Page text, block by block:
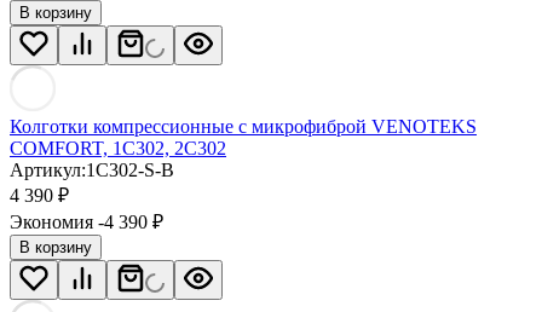
В корзину
Колготки компрессионные с микрофиброй VENOTEKS
COMFORT, 1C302, 2C302
Артикул:1C302-S-B
4 390 ₽
Экономия -4 390 ₽
В корзину